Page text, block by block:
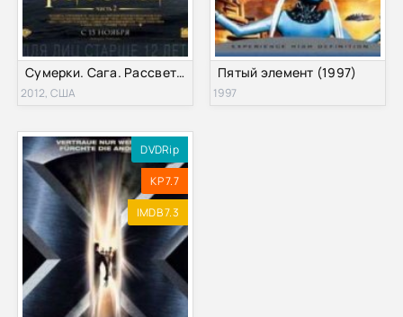
Сумерки. Сага. Рассвет: Часть 2 (2012)
2012, США
Пятый элемент (1997)
1997
DVDRip
KP 7.7
IMDB 7.3